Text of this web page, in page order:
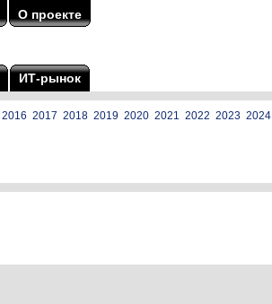
О проекте
ИТ-рынок
2016 2017 2018 2019 2020 2021 2022 2023 2024